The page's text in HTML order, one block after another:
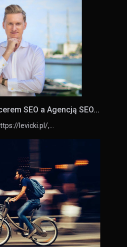
SEO a Agencją SEO...
levicki.pl/,…